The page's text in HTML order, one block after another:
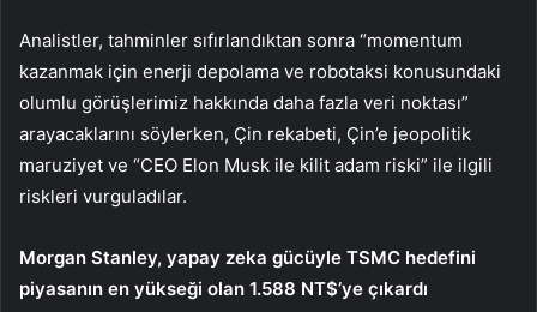
Analistler, tahminler sıfırlandıktan sonra “momentum
kazanmak için enerji depolama ve robotaksi konusundaki
olumlu görüşlerimiz hakkında daha fazla veri noktası”
arayacaklarını söylerken, Çin rekabeti, Çin’e jeopolitik
maruziyet ve “CEO Elon Musk ile kilit adam riski” ile ilgili
riskleri vurguladılar.
Morgan Stanley, yapay zeka gücüyle TSMC hedefini
piyasanın en yükseği olan 1.588 NT$’ye çıkardı